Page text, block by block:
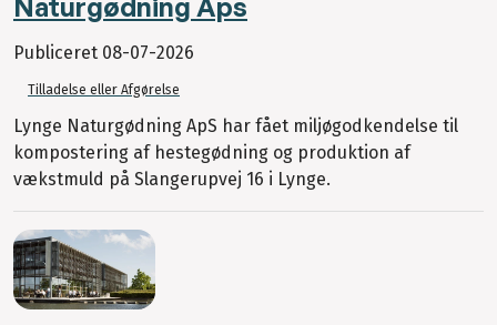
Naturgødning Aps
Publiceret 08-07-2026
Tilladelse eller Afgørelse
Lynge Naturgødning ApS har fået miljøgodkendelse til
kompostering af hestegødning og produktion af
vækstmuld på Slangerupvej 16 i Lynge.